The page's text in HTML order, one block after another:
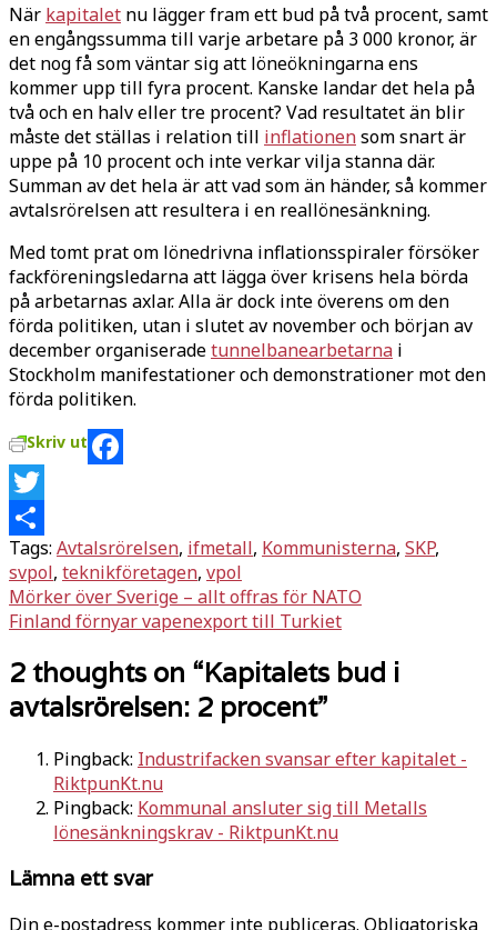
När kapitalet nu lägger fram ett bud på två procent, samt
en engångssumma till varje arbetare på 3 000 kronor, är
det nog få som väntar sig att löneökningarna ens
kommer upp till fyra procent. Kanske landar det hela på
två och en halv eller tre procent? Vad resultatet än blir
måste det ställas i relation till inflationensom snart är
uppe på 10 procent och inte verkar vilja stanna där.
Summan av det hela är att vad som än händer, så kommer
avtalsrörelsen att resultera i en reallönesänkning.
Med tomt prat om lönedrivna inflationsspiraler försöker
fackföreningsledarna att lägga över krisens hela börda
på arbetarnas axlar. Alla är dock inte överens om den
förda politiken, utan i slutet av november och början av
december organiseradetunnelbanearbetarna i
Stockholm manifestationer och demonstrationer mot den
förda politiken.
Skriv ut
Facebook
Twitter
Dela
Tags: Avtalsrörelsen, ifmetall, Kommunisterna, SKP,
svpol, teknikföretagen, vpol
Inläggsnavigering
Mörker över Sverige – allt offras för NATO
Finland förnyar vapenexport till Turkiet
2 thoughts on “Kapitalets bud i
avtalsrörelsen: 2 procent”
Pingback: Industrifacken svansar efter kapitalet -
RiktpunKt.nu
Pingback: Kommunal ansluter sig till Metalls
lönesänkningskrav - RiktpunKt.nu
Lämna ett svar
Din e-postadress kommer inte publiceras. Obligatoriska